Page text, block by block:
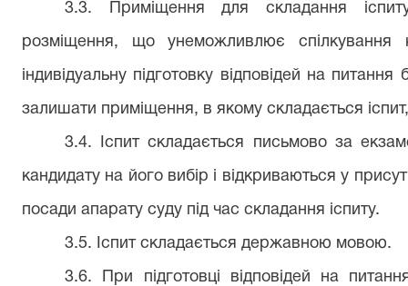
3.3. Приміщення для складання
розміщення, що унеможливлює спілкування
індивідуальну підготовку відповідей на
залишати приміщення, в якому складається
3.4. Іспит складається письмово за
кандидату на його вибір і відкриваються у
посади апарату суду під час складання іспиту.
3.5. Іспит складається державною мовою.
3.6. При підготовці відповідей на